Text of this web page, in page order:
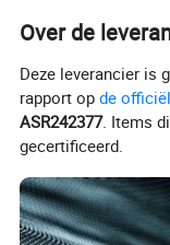
A: In onze 16-jarige
altijd onze
tegenkom tijdens de
te ondersteunen? A:
met ons op via e-mail
Over de
Deze leverancier is
rapport opde
ASR242377. Items
gecertificeerd.